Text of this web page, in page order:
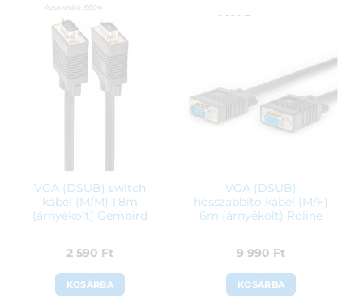
Azonosító: 6604
26 590Ft
6 890 Ft
VGA (DSUB) switch
kábel (M/M) 1,8m
(árnyékolt) Gembird
2 590 Ft
KOSÁRBA
VGA (DSUB)
hosszabbító kábel (M/F)
6m (árnyékolt) Roline
9 990 Ft
KOSÁRBA